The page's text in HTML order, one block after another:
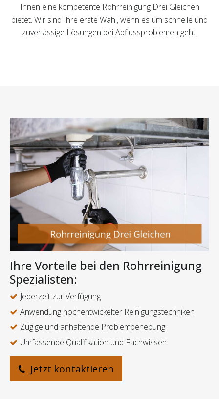
Ihnen eine kompetente Rohrreinigung Drei Gleichen
bietet. Wir sind Ihre erste Wahl, wenn es um schnelle und
zuverlässige Lösungen bei Abflussproblemen geht.
Ihre Vorteile bei den Rohrreinigung
Spezialisten:
Jederzeit zur Verfügung
Anwendung hochentwickelter Reinigungstechniken
Zügige und anhaltende Problembehebung
Umfassende Qualifikation und Fachwissen
Jetzt kontaktieren